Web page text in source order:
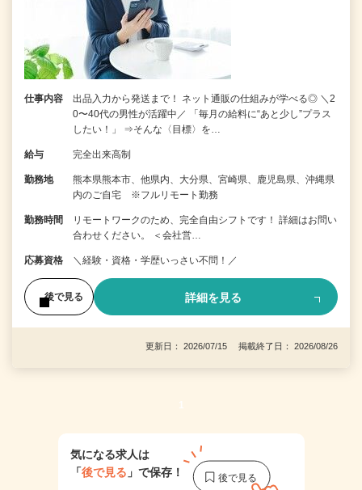
仕事内容
出品入力から発送まで！ ネット通販の仕組みが学べる◎ ＼2
0〜40代の男性が活躍中／ 「毎月の給料に“あと少し”プラス
したい！」 ⇒そんな〈目標〉を…
給与 完全出来高制
勤務地
熊本県熊本市、他県内、大分県、宮崎県、鹿児島県、沖縄県
内のご自宅 ※フルリモート勤務
勤務時間
リモートワークのため、完全自由シフトです！ 詳細はお問い
合わせください。 ＜会社営…
応募資格 ＼経験・資格・学歴いっさい不問！／
後で見る 詳細を見る
更新日： 2026/07/15 掲載終了日： 2026/08/26
1
気になる求人は
「後で見る 」で保存！